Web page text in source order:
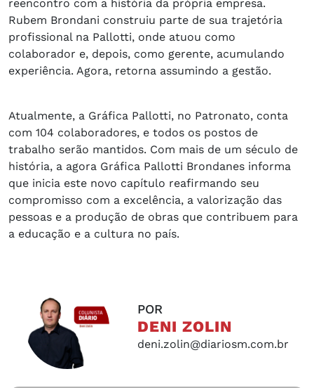
reencontro com a história da própria empresa.
Rubem Brondani construiu parte de sua trajetória
profissional na Pallotti, onde atuou como
colaborador e, depois, como gerente, acumulando
experiência. Agora, retorna assumindo a gestão.
Atualmente, a Gráfica Pallotti, no Patronato, conta
com 104 colaboradores, e todos os postos de
trabalho serão mantidos. Com mais de um século de
história, a agora Gráfica Pallotti Brondanes informa
que inicia este novo capítulo reafirmando seu
compromisso com a excelência, a valorização das
pessoas e a produção de obras que contribuem para
a educação e a cultura no país.
POR
DENI ZOLIN
deni.zolin@diariosm.com.br